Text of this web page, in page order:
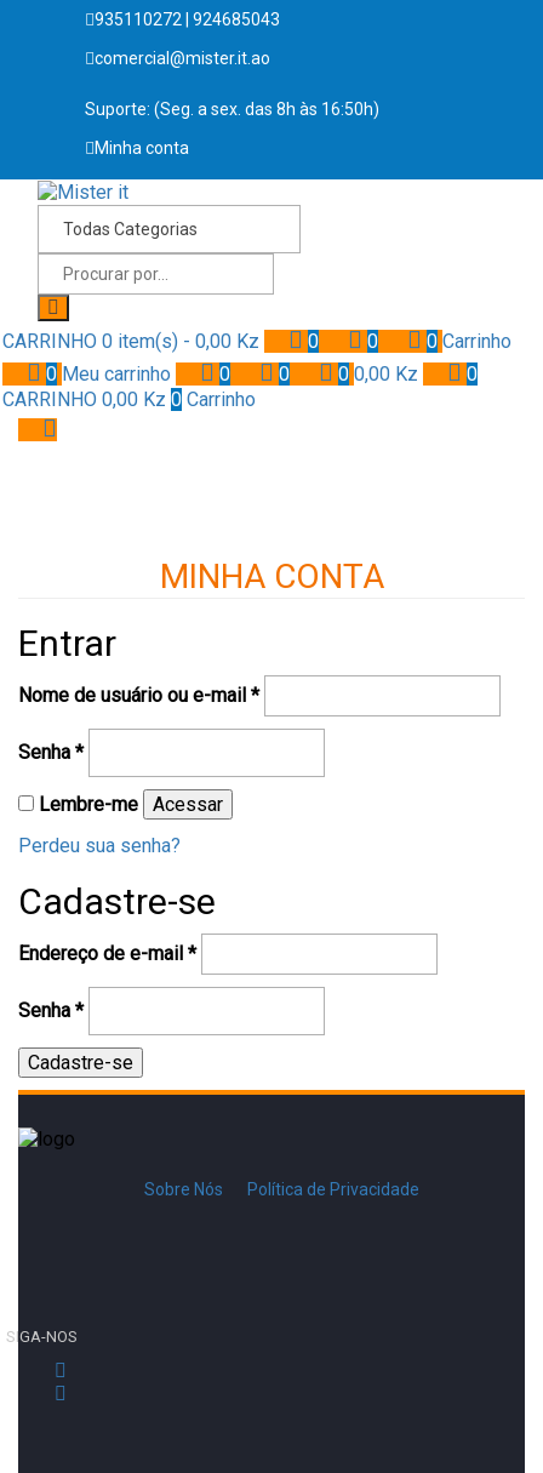
935110272 | 924685043
comercial@mister.it.ao
Suporte: (Seg. a sex. das 8h às 16:50h)
Minha conta
CARRINHO 0 item(s) - 0,00 Kz 0 0 0 Carrinho
0 Meu carrinho 0 0 0 0,00 Kz
0
CARRINHO 0,00 Kz 0 Carrinho
MINHA CONTA
Entrar
Nome de usuário ou e-mail *Obrigatório
Senha *Obrigatório
Lembre-me
Acessar
Perdeu sua senha?
Cadastre-se
Endereço de e-mail *Obrigatório
Senha *Obrigatório
Cadastre-se
Sobre Nós Política de Privacidade
SIGA-NOS